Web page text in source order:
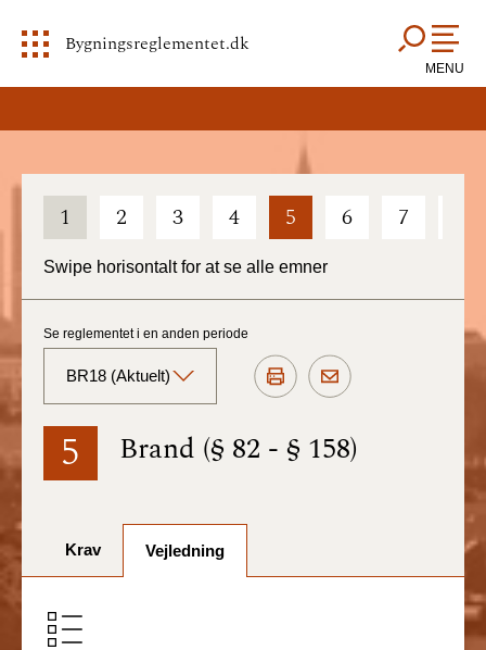
Bygningsreglementet.dk
MENU
1 2 3 4 5 6 7
Swipe horisontalt for at se alle emner
5 Brand (§ 82 - § 158)
Se reglementet i en anden periode
BR18 (Aktuelt)
BR18 (Aktuelt)
BR18 (1/1-30/6
BR18 (1/7- 31/12
Krav Vejledning